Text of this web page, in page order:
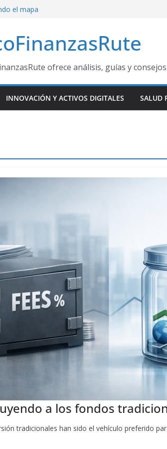
la IA: por qué
el mapa
el Mundial
ganadoras
Oportunidad
miles de
ofrece análisis, guías y
INNOVACIÓN Y ACTIVOS DIGITALES SALUD
a los fondos
tradicionales han sido el vehículo preferido